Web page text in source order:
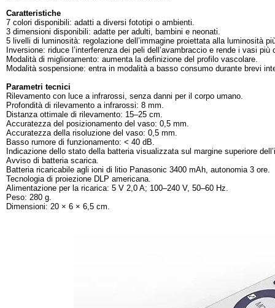
Caratteristiche
7 colori disponibili: adatti a diversi fototipi o ambienti.
3 dimensioni disponibili: adatte per adulti, bambini e neonati.
5 livelli di luminosità: regolazione dell’immagine proiettata alla luminosità
Inversione: riduce l’interferenza dei peli dell’avambraccio e rende i vasi più
Modalità di miglioramento: aumenta la definizione del profilo vascolare.
Modalità sospensione: entra in modalità a basso consumo durante brevi
Parametri tecnici
Rilevamento con luce a infrarossi, senza danni per il corpo umano.
Profondità di rilevamento a infrarossi: 8 mm.
Distanza ottimale di rilevamento: 15–25 cm.
Accuratezza del posizionamento del vaso: 0,5 mm.
Accuratezza della risoluzione del vaso: 0,5 mm.
Basso rumore di funzionamento: < 40 dB.
Indicazione dello stato della batteria visualizzata sul margine superiore
Avviso di batteria scarica.
Batteria ricaricabile agli ioni di litio Panasonic 3400 mAh, autonomia 3 ore.
Tecnologia di proiezione DLP americana.
Alimentazione per la ricarica: 5 V 2,0 A; 100–240 V, 50–60 Hz.
Peso: 280 g.
Dimensioni: 20 × 6 × 6,5 cm.